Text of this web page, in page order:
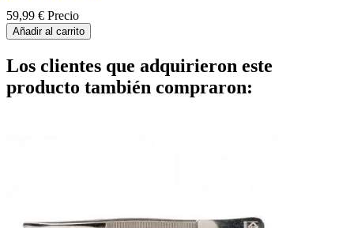
59,99 € Precio
Añadir al carrito
Los clientes que adquirieron este
producto también compraron: